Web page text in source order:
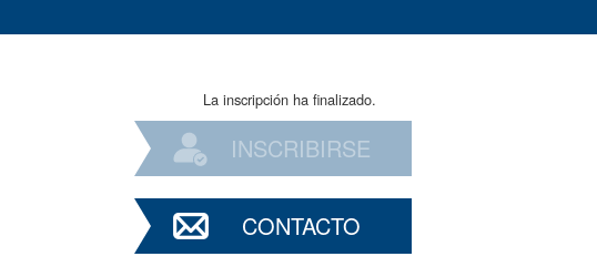
La inscripción ha finalizado.
INSCRIBIRSE
CONTACTO